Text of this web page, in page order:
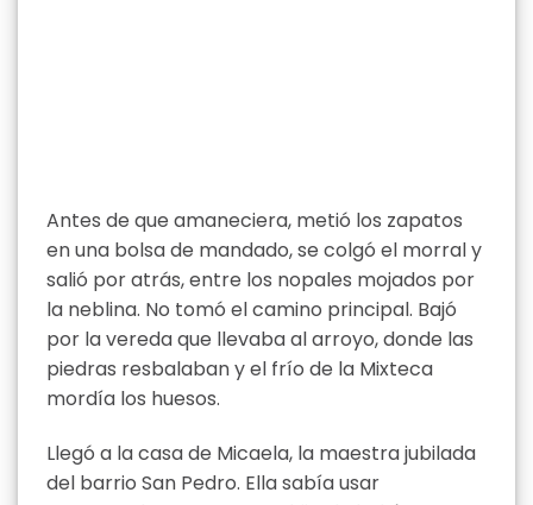
Antes de que amaneciera, metió los zapatos
en una bolsa de mandado, se colgó el morral y
salió por atrás, entre los nopales mojados por
la neblina. No tomó el camino principal. Bajó
por la vereda que llevaba al arroyo, donde las
piedras resbalaban y el frío de la Mixteca
mordía los huesos.
Llegó a la casa de Micaela, la maestra jubilada
del barrio San Pedro. Ella sabía usar